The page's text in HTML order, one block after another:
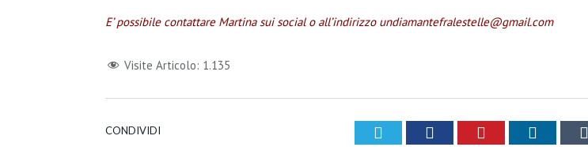
E’ possibile contattare Martina sui social o all’indirizzo undiamantefralestelle@gmail.com
Visite Articolo: 1.135
CONDIVIDI Twitter Facebook Pinterest LinkedIn